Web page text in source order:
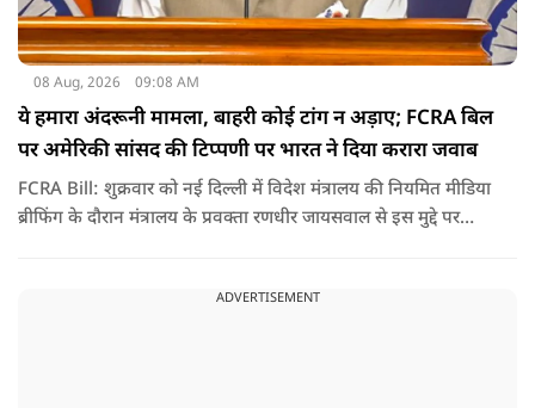
08 Aug, 2026 09:08 AM
ये हमारा अंदरूनी मामला, बाहरी कोई टांग न अड़ाए; FCRA बिल
पर अमेरिकी सांसद की टिप्पणी पर भारत ने दिया करारा जवाब
FCRA Bill: शुक्रवार को नई दिल्ली में विदेश मंत्रालय की नियमित मीडिया
ब्रीफिंग के दौरान मंत्रालय के प्रवक्ता रणधीर जायसवाल से इस मुद्दे पर
ADVERTISEMENT